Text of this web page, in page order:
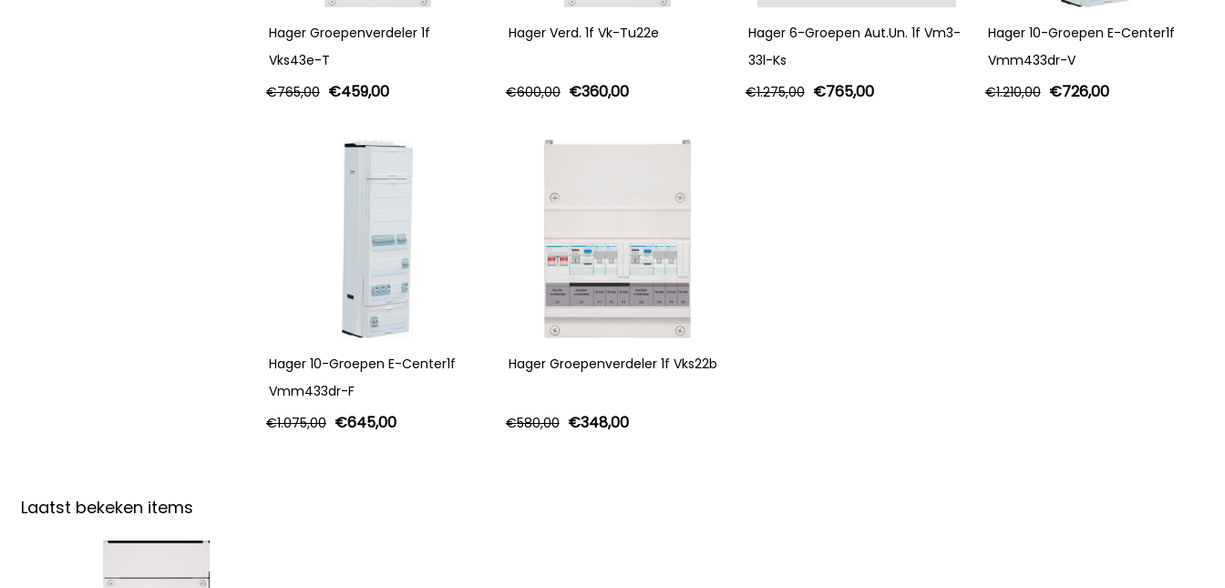
Hager Groepenverdeler 1f
Vks43e-T
€765,00 €459,00
Hager Verd. 1f Vk-Tu22e
€600,00 €360,00
Hager 6-Groepen Aut.Un. 1f Vm3-
33l-Ks
€1.275,00 €765,00
Hager 10-Groepen E-Center1f
Vmm433dr-V
€1.210,00 €726,00
Hager 10-Groepen E-Center1f
Vmm433dr-F
€1.075,00 €645,00
Hager Groepenverdeler 1f Vks22b
€580,00 €348,00
Laatst bekeken items